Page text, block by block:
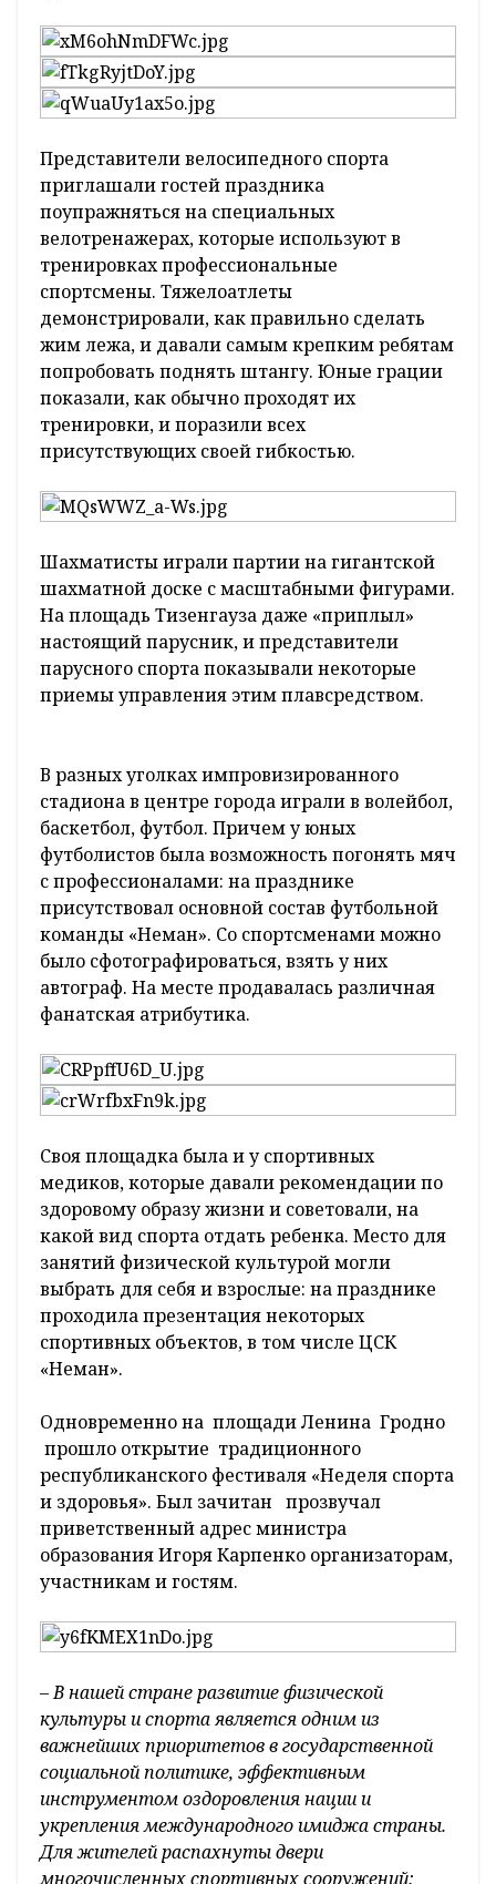
Представители велосипедного спорта
приглашали гостей праздника
поупражняться на специальных
велотренажерах, которые используют в
тренировках профессиональные
спортсмены. Тяжелоатлеты
демонстрировали, как правильно сделать
жим лежа, и давали самым крепким ребятам
попробовать поднять штангу. Юные грации
показали, как обычно проходят их
тренировки, и поразили всех
присутствующих своей гибкостью.
Шахматисты играли партии на гигантской
шахматной доске с масштабными фигурами.
На площадь Тизенгауза даже «приплыл»
настоящий парусник, и представители
парусного спорта показывали некоторые
приемы управления этим плавсредством.
В разных уголках импровизированного
стадиона в центре города играли в волейбол,
баскетбол, футбол. Причем у юных
футболистов была возможность погонять мяч
с профессионалами: на празднике
присутствовал основной состав футбольной
команды «Неман». Со спортсменами можно
было сфотографироваться, взять у них
автограф. На месте продавалась различная
фанатская атрибутика.
Своя площадка была и у спортивных
медиков, которые давали рекомендации по
здоровому образу жизни и советовали, на
какой вид спорта отдать ребенка. Место для
занятий физической культурой могли
выбрать для себя и взрослые: на празднике
проходила презентация некоторых
спортивных объектов, в том числе ЦСК
«Неман».
Одновременно на площади Ленина Гродно
прошло открытие традиционного
республиканского фестиваля «Неделя спорта
и здоровья». Был зачитан прозвучал
приветственный адрес министра
образования Игоря Карпенко организаторам,
участникам и гостям.
– В нашей стране развитие физической
культуры и спорта является одним из
важнейших приоритетов в государственной
социальной политике, эффективным
инструментом оздоровления нации и
укрепления международного имиджа страны.
Для жителей распахнуты двери
многочисленных спортивных сооружений: